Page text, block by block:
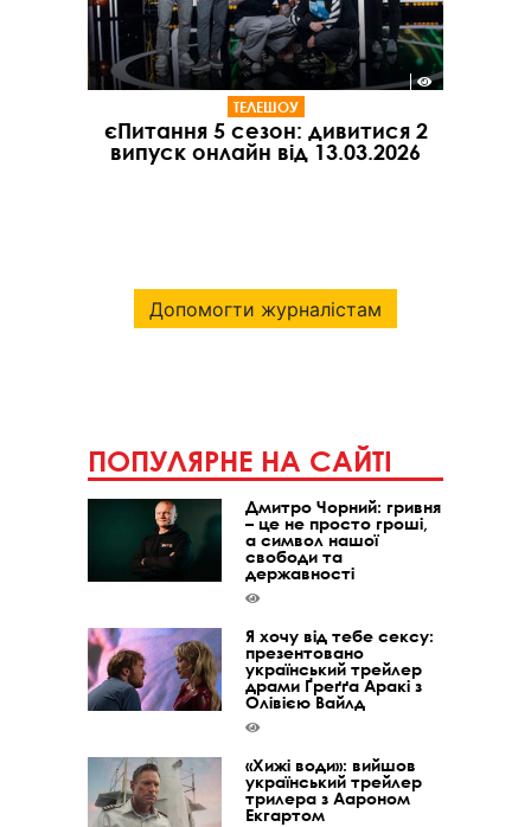
ТЕЛЕШОУ
єПитання 5 сезон: дивитися 2
випуск онлайн від 13.03.2026
Допомогти журналістам
ПОПУЛЯРНЕ НА САЙТІ
Дмитро Чорний: гривня
– це не просто гроші,
а символ нашої
свободи та
державності
Я хочу від тебе сексу:
презентовано
український трейлер
драми Ґреґґа Аракі з
Олівією Вайлд
«Хижі води»: вийшов
український трейлер
трилера з Аароном
Екгартом